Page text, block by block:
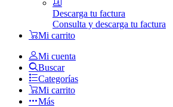
Descarga tu factura
Consulta y descarga tu factura
Mi carrito
Mi cuenta
Buscar
Categorías
Mi carrito
Más